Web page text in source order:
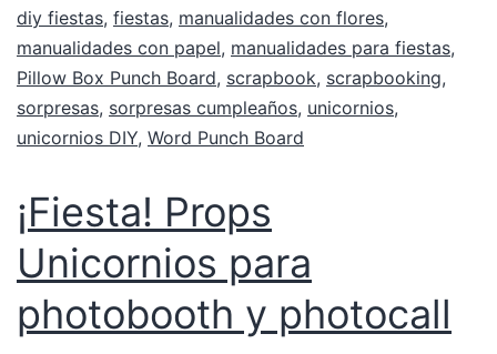
diy fiestas, fiestas, manualidades con flores,
manualidades con papel, manualidades para fiestas,
Pillow Box Punch Board, scrapbook, scrapbooking,
sorpresas, sorpresas cumpleaños, unicornios,
unicornios DIY, Word Punch Board
¡Fiesta! Props
Unicornios para
photobooth y photocall